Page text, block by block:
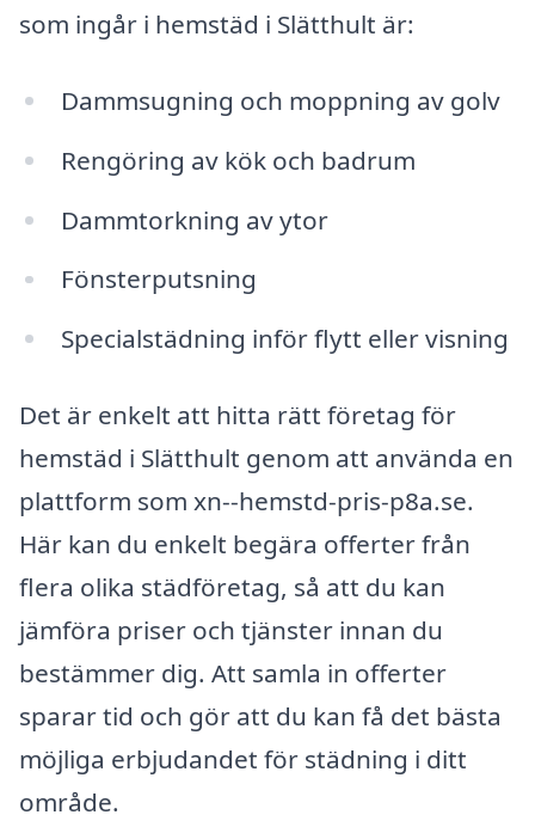
som ingår i hemstäd i Slätthult är:
Dammsugning och moppning av golv
Rengöring av kök och badrum
Dammtorkning av ytor
Fönsterputsning
Specialstädning inför flytt eller visning
Det är enkelt att hitta rätt företag för
hemstäd i Slätthult genom att använda en
plattform som xn--hemstd-pris-p8a.se.
Här kan du enkelt begära offerter från
flera olika städföretag, så att du kan
jämföra priser och tjänster innan du
bestämmer dig. Att samla in offerter
sparar tid och gör att du kan få det bästa
möjliga erbjudandet för städning i ditt
område.